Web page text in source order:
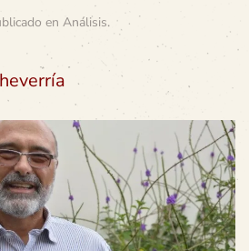
en Análisis.